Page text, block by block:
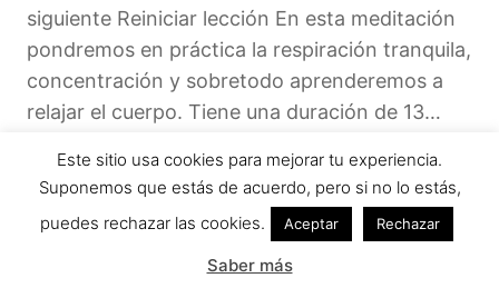
siguiente Reiniciar lección En esta meditación
pondremos en práctica la respiración tranquila,
concentración y sobretodo aprenderemos a
relajar el cuerpo. Tiene una duración de 13…
Anterior Siguiente
Este sitio usa cookies para mejorar tu experiencia.
Suponemos que estás de acuerdo, pero si no lo estás,
puedes rechazar las cookies.
Aceptar Rechazar
Saber más